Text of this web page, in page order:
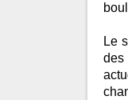
Le
des